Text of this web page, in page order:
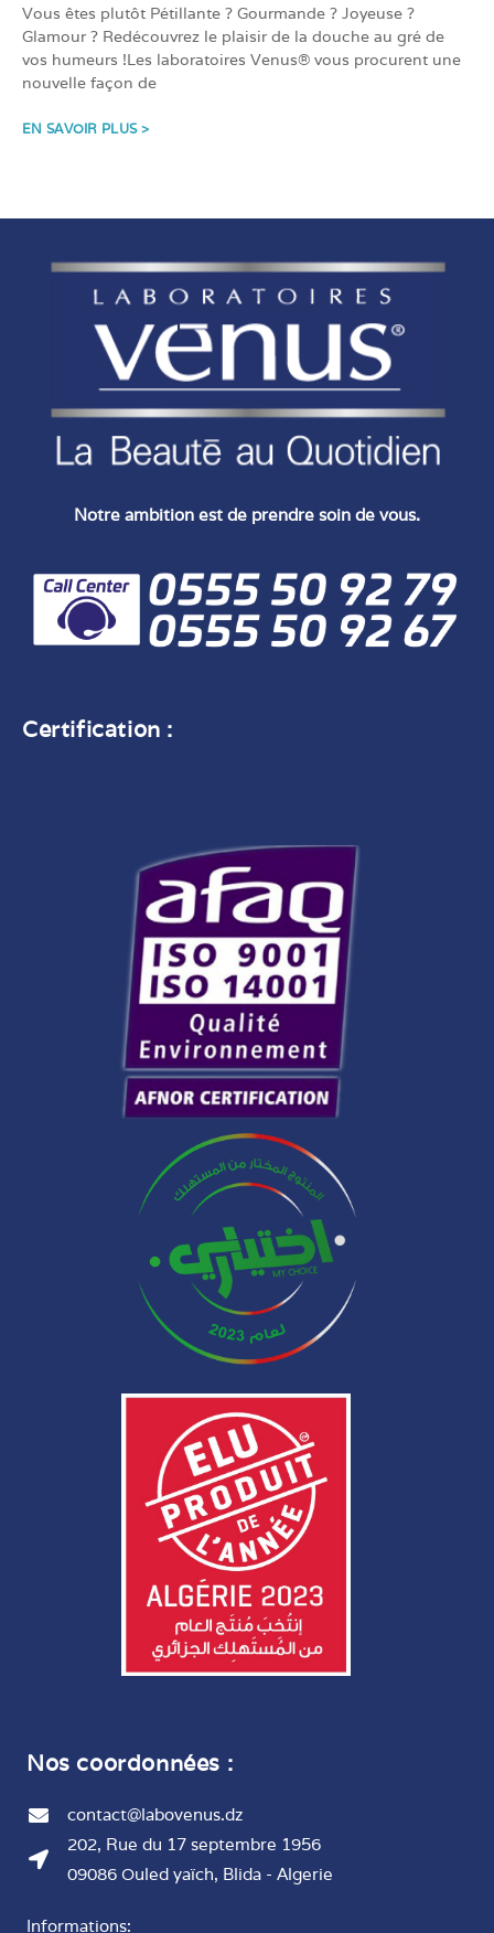
Vous êtes plutôt Pétillante ? Gourmande ? Joyeuse ?
Glamour ? Redécouvrez le plaisir de la douche au gré de
vos humeurs !Les laboratoires Venus® vous procurent une
nouvelle façon de
EN SAVOIR PLUS >
Notre ambition est de prendre soin de vous.
Certification :
Nos coordonnées :
contact@labovenus.dz
202, Rue du 17 septembre 1956
09086 Ouled yaïch, Blida - Algerie
Informations: